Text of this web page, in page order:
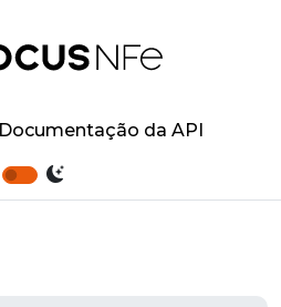
Documentação da API